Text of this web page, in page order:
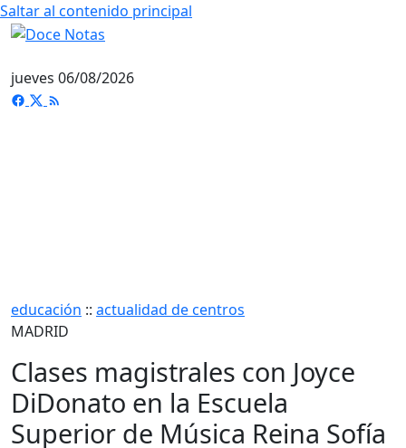
Saltar al contenido principal
jueves 06/08/2026
educación :: actualidad de centros
MADRID
Clases magistrales con Joyce
DiDonato en la Escuela
Superior de Música Reina Sofía